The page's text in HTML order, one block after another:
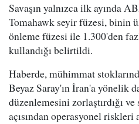
Savaşın yalnızca ilk ayında
Tomahawk seyir füzesi, binin
önleme füzesi ile 1.300'den
kullandığı belirtildi.
Haberde, mühimmat
Beyaz Saray'ın İran'a yönelik
düzenlemesini zorlaştırdığı
açısından operasyonel riskleri